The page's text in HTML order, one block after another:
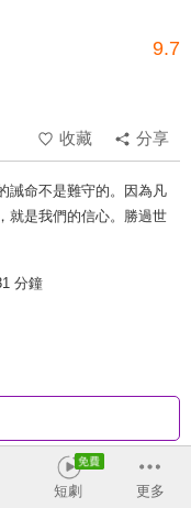
9.7
收藏
分享
誡命不是難守的。因為凡
就是我們的信心。勝過世
分鐘
反序
短劇 更多